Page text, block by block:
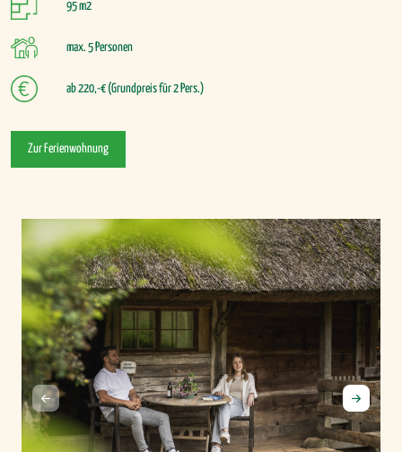
95 m2
max. 5 Personen
ab 220,-€ (Grundpreis für 2 Pers.)
Zur Ferienwohnung